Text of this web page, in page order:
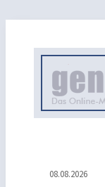
08.08.2026